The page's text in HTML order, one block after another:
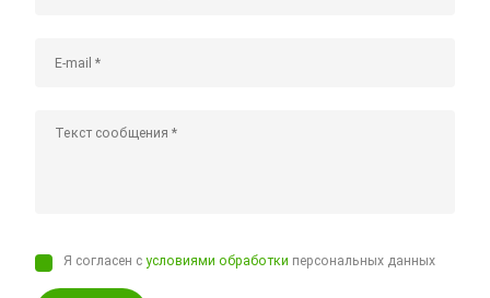
Я согласен сусловиями обработки персональных данных